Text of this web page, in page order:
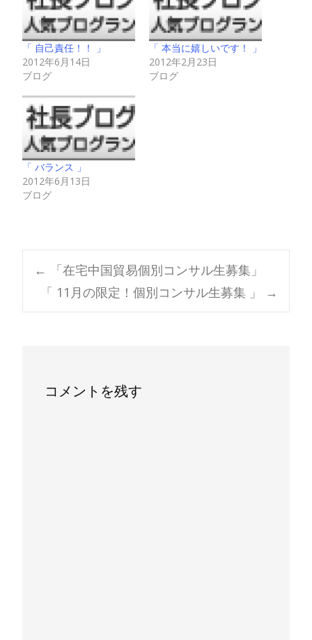
「 自己責任！！ 」
2012年6月14日
ブログ
「 本当に嬉しいです！ 」
2012年2月23日
ブログ
「 バランス 」
2012年6月13日
ブログ
Post
navigation
←
「在宅中国貿易個別コンサル生募集」
「 11月の限定！個別コンサル生募集 」
→
コメントを残す